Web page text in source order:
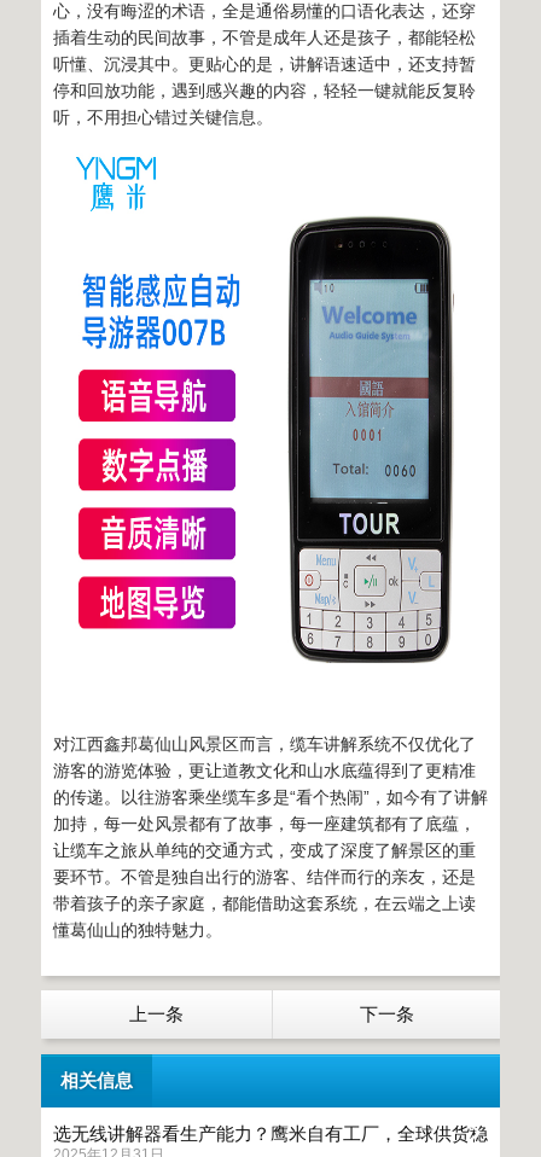
心，没有晦涩的术语，全是通俗易懂的口语化表达，还穿
插着生动的民间故事，不管是成年人还是孩子，都能轻松
听懂、沉浸其中。更贴心的是，讲解语速适中，还支持暂
停和回放功能，遇到感兴趣的内容，轻轻一键就能反复聆
听，不用担心错过关键信息。
对江西鑫邦葛仙山风景区而言，缆车讲解系统不仅优化了
游客的游览体验，更让道教文化和山水底蕴得到了更精准
的传递。以往游客乘坐缆车多是“看个热闹”，如今有了讲解
加持，每一处风景都有了故事，每一座建筑都有了底蕴，
让缆车之旅从单纯的交通方式，变成了深度了解景区的重
要环节。不管是独自出行的游客、结伴而行的亲友，还是
带着孩子的亲子家庭，都能借助这套系统，在云端之上读
懂葛仙山的独特魅力。
上一条 下一条
相关信息
选无线讲解器看生产能力？鹰米自有工厂，全球供货稳